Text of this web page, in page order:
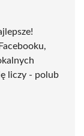
liczy - polub